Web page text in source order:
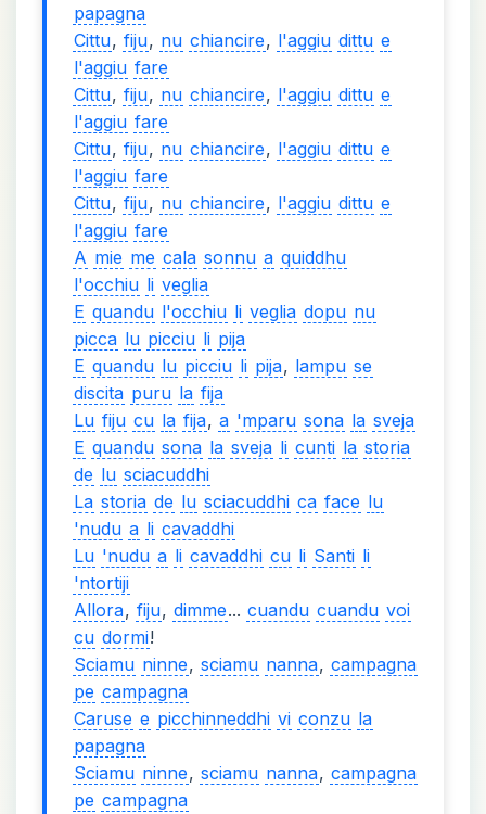
papagna
Cittu, fiju, nu chiancire, l'aggiu dittu e
l'aggiu fare
Cittu, fiju, nu chiancire, l'aggiu dittu e
l'aggiu fare
Cittu, fiju, nu chiancire, l'aggiu dittu e
l'aggiu fare
Cittu, fiju, nu chiancire, l'aggiu dittu e
l'aggiu fare
A mie me cala sonnu a quiddhu
l'occhiu li veglia
E quandu l'occhiu li veglia dopu nu
picca lu picciu li pija
E quandu lu picciu li pija, lampu se
discita puru la fija
Lu fiju cu la fija, a 'mparu sona la sveja
E quandu sona la sveja li cunti la storia
de lu sciacuddhi
La storia de lu sciacuddhi ca face lu
'nudu a li cavaddhi
Lu 'nudu a li cavaddhi cu li Santi li
'ntortiji
Allora, fiju, dimme... cuandu cuandu voi
cu dormi!
Sciamu ninne, sciamu nanna, campagna
pe campagna
Caruse e picchinneddhi vi conzu la
papagna
Sciamu ninne, sciamu nanna, campagna
pe campagna